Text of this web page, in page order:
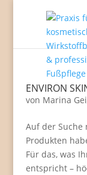
ENVIRON
von Marina
Auf der Suche
Produkten
Für das, was
entspricht –